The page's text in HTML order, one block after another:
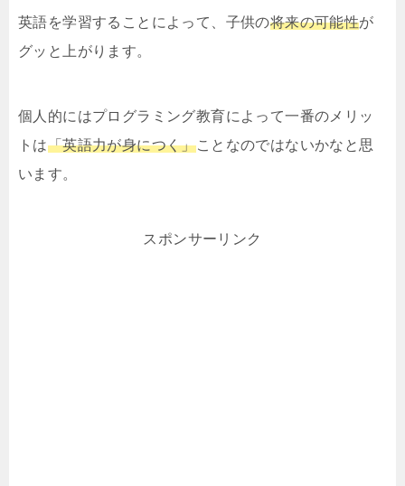
英語を学習することによって、子供の将来の可能性が
グッと上がります。
個人的にはプログラミング教育によって一番のメリッ
トは「英語力が身につく」ことなのではないかなと思
います。
スポンサーリンク